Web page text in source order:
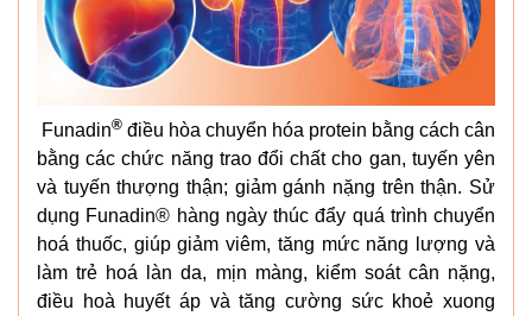
Funadin® điều hòa chuyển hóa protein bằng cách cân
bằng các chức năng trao đổi chất cho gan, tuyến yên
và tuyến thượng thận; giảm gánh nặng trên thận. Sử
dụng Funadin® hàng ngày thúc đẩy quá trình chuyển
hoá thuốc, giúp giảm viêm, tăng mức năng lượng và
làm trẻ hoá làn da, mịn màng, kiểm soát cân nặng,
điều hoà huyết áp và tăng cường sức khoẻ xuong